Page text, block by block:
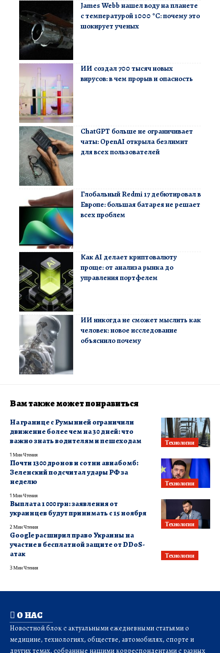
James Webb нашел воду на планете
с температурой 1000 °C: почему это
шокирует ученых
ИИ создал 700 тысяч новых
вирусов: в чем прорыв и опасность
ChatGPT больше не ограничивает
чаты: OpenAI открыла безлимит
для всех пользователей
Глобальный Redmi 17 дебютировал в
Европе: большая батарея не решает
всех проблем
Как AI делает криптовалюту
проще: от анализа рынка до
управления портфелем
ИИ никогда не сможет мыслить как
человек: новое исследование
объяснило почему
Вам также может понравиться
Технологии
На границе с Румынией ограничили
движение более чем на 30 дней: что
важно знать водителям и пешеходам
1 Мин Чтения
Технологии
Почти 1300 дронов и сотни авиабомб:
Зеленский подсчитал удары РФ за
неделю
1 Мин Чтения
Технологии
Выплата 1 000 грн: заявления от
украинцев будут принимать с 15 ноября
2 Мин Чтения
Технологии
Google расширил право Украины на
участие в бесплатной защите от DDoS-
атак
3 Мин Чтения
О НАС
Новостной блок с актуальными ежедневными статьями о
медицине, технологиях, обществе, автомобилях, спорте и
других темах, собранные нашими корреспондентами с разных